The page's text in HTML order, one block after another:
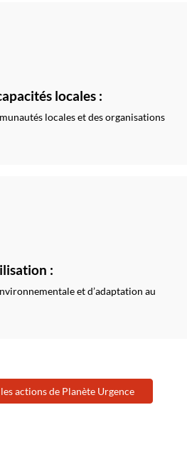
locales :
locales et des organisations
:
et d’adaptation au
actions de Planète Urgence